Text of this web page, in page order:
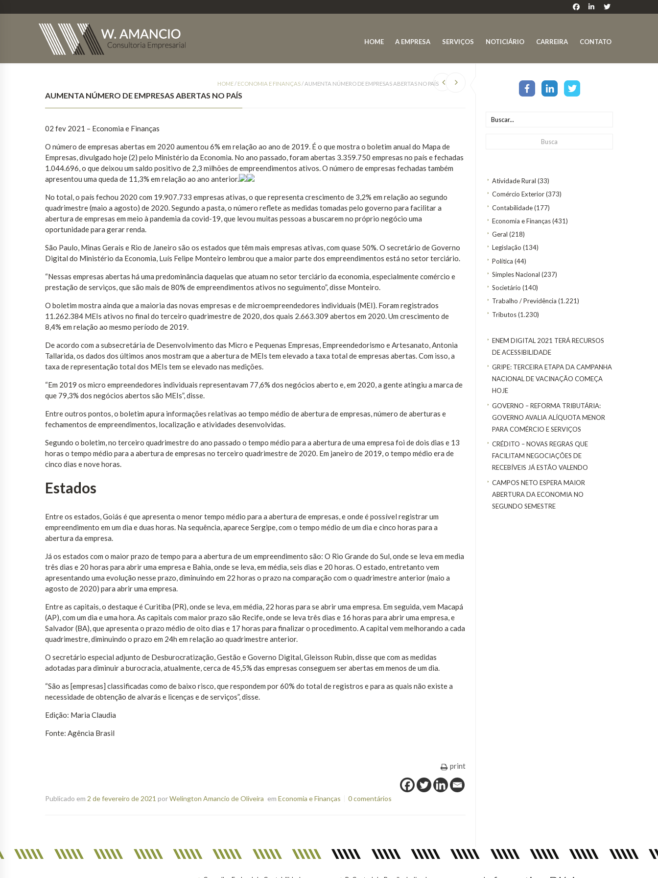
HOME A EMPRESA SERVIÇOS NOTICIÁRIO CARREIRA CONTATO
Atividade Rural (33)
Comércio Exterior(373)
Contabilidade(177)
Economia e Finanças(431)
Geral (218)
Legislação (134)
Política (44)
Simples Nacional (237)
Societário (140)
Trabalho / Previdência (1.221)
Tributos(1.230)
ENEM DIGITAL 2021 TERÁ RECURSOS
DE ACESSIBILIDADE
GRIPE: TERCEIRA ETAPA DA CAMPANHA
NACIONAL DE VACINAÇÃO COMEÇA
HOJE
GOVERNO – REFORMA TRIBUTÁRIA:
GOVERNO AVALIA ALÍQUOTA MENOR
PARA COMÉRCIO E SERVIÇOS
CRÉDITO – NOVAS REGRAS QUE
FACILITAM NEGOCIAÇÕES DE
RECEBÍVEIS JÁ ESTÃO VALENDO
CAMPOS NETO ESPERA MAIOR
ABERTURA DA ECONOMIA NO
SEGUNDO SEMESTRE
HOME/ ECONOMIA E FINANÇAS/AUMENTA NÚMERO DE EMPRESAS ABERTAS NO PAÍS
AUMENTA NÚMERO DE EMPRESAS ABERTAS NO PAÍS
02 fev 2021 – Economia e Finanças
O número de empresas abertas em 2020 aumentou 6% em relação ao ano de 2019. É o que mostra o boletim anual do Mapa de
Empresas, divulgado hoje (2) pelo Ministério da Economia. No ano passado, foram abertas 3.359.750 empresas no país e fechadas
1.044.696, o que deixou um saldo positivo de 2,3 milhões de empreendimentos ativos. O número de empresas fechadas também
apresentou uma queda de 11,3% em relação ao ano anterior.
No total, o país fechou 2020 com 19.907.733 empresas ativas, o que representa crescimento de 3,2% em relação ao segundo
quadrimestre (maio a agosto) de 2020. Segundo a pasta, o número reflete as medidas tomadas pelo governo para facilitar a
abertura de empresas em meio à pandemia da covid-19, que levou muitas pessoas a buscarem no próprio negócio uma
oportunidade para gerar renda.
São Paulo, Minas Gerais e Rio de Janeiro são os estados que têm mais empresas ativas, com quase 50%. O secretário de Governo
Digital do Ministério da Economia, Luís Felipe Monteiro lembrou que a maior parte dos empreendimentos está no setor terciário.
“Nessas empresas abertas há uma predominância daquelas que atuam no setor terciário da economia, especialmente comércio e
prestação de serviços, que são mais de 80% de empreendimentos ativos no seguimento”, disse Monteiro.
O boletim mostra ainda que a maioria das novas empresas e de microempreendedores individuais (MEI). Foram registrados
11.262.384 MEIs ativos no final do terceiro quadrimestre de 2020, dos quais 2.663.309 abertos em 2020. Um crescimento de
8,4% em relação ao mesmo período de 2019.
De acordo com a subsecretária de Desenvolvimento das Micro e Pequenas Empresas, Empreendedorismo e Artesanato, Antonia
Tallarida, os dados dos últimos anos mostram que a abertura de MEIs tem elevado a taxa total de empresas abertas. Com isso, a
taxa de representação total dos MEIs tem se elevado nas medições.
“Em 2019 os micro empreendedores individuais representavam 77,6% dos negócios aberto e, em 2020, a gente atingiu a marca de
que 79,3% dos negócios abertos são MEIs”, disse.
Entre outros pontos, o boletim apura informações relativas ao tempo médio de abertura de empresas, número de aberturas e
fechamentos de empreendimentos, localização e atividades desenvolvidas.
Segundo o boletim, no terceiro quadrimestre do ano passado o tempo médio para a abertura de uma empresa foi de dois dias e 13
horas o tempo médio para a abertura de empresas no terceiro quadrimestre de 2020. Em janeiro de 2019, o tempo médio era de
cinco dias e nove horas.
Estados
Entre os estados, Goiás é que apresenta o menor tempo médio para a abertura de empresas, e onde é possível registrar um
empreendimento em um dia e duas horas. Na sequência, aparece Sergipe, com o tempo médio de um dia e cinco horas para a
abertura da empresa.
Já os estados com o maior prazo de tempo para a abertura de um empreendimento são: O Rio Grande do Sul, onde se leva em media
três dias e 20 horas para abrir uma empresa e Bahia, onde se leva, em média, seis dias e 20 horas. O estado, entretanto vem
apresentando uma evolução nesse prazo, diminuindo em 22 horas o prazo na comparação com o quadrimestre anterior (maio a
agosto de 2020) para abrir uma empresa.
Entre as capitais, o destaque é Curitiba (PR), onde se leva, em média, 22 horas para se abrir uma empresa. Em seguida, vem Macapá
(AP), com um dia e uma hora. As capitais com maior prazo são Recife, onde se leva três dias e 16 horas para abrir uma empresa, e
Salvador (BA), que apresenta o prazo médio de oito dias e 17 horas para finalizar o procedimento. A capital vem melhorando a cada
quadrimestre, diminuindo o prazo em 24h em relação ao quadrimestre anterior.
O secretário especial adjunto de Desburocratização, Gestão e Governo Digital, Gleisson Rubin, disse que com as medidas
adotadas para diminuir a burocracia, atualmente, cerca de 45,5% das empresas conseguem ser abertas em menos de um dia.
“São as [empresas] classificadas como de baixo risco, que respondem por 60% do total de registros e para as quais não existe a
necessidade de obtenção de alvarás e licenças e de serviços”, disse.
Edição: Maria Claudia
Fonte: Agência Brasil
print
Publicado em 2 de fevereiro de 2021 porWelington Amancio de Oliveira em Economia e Finanças 0 comentários